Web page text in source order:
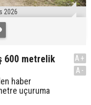
2026
600 metrelik
haber
uçuruma
A+
A-